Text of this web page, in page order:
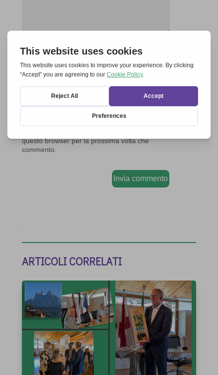
questo browser per la prossima volta che
commento.
Invia commento
ARTICOLI CORRELATI